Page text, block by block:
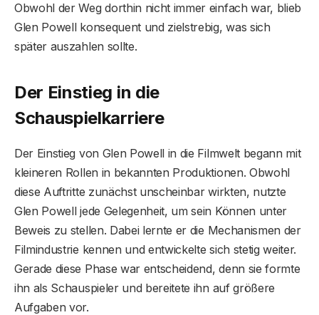
Obwohl der Weg dorthin nicht immer einfach war, blieb
Glen Powell konsequent und zielstrebig, was sich
später auszahlen sollte.
Der Einstieg in die
Schauspielkarriere
Der Einstieg von Glen Powell in die Filmwelt begann mit
kleineren Rollen in bekannten Produktionen. Obwohl
diese Auftritte zunächst unscheinbar wirkten, nutzte
Glen Powell jede Gelegenheit, um sein Können unter
Beweis zu stellen. Dabei lernte er die Mechanismen der
Filmindustrie kennen und entwickelte sich stetig weiter.
Gerade diese Phase war entscheidend, denn sie formte
ihn als Schauspieler und bereitete ihn auf größere
Aufgaben vor.